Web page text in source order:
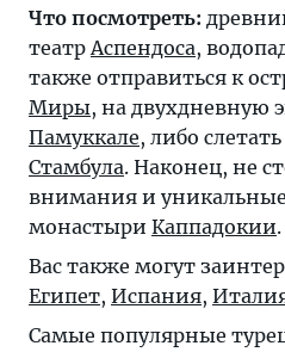
Что посмотреть:
театрАспендоса,
также отправиться к
Миры, на двухдневную
Памуккале, либо
Стамбула. Наконец, не
внимания и
монастыри Каппадокии.
Вас также могут
Египет, Испания,
Самые популярные